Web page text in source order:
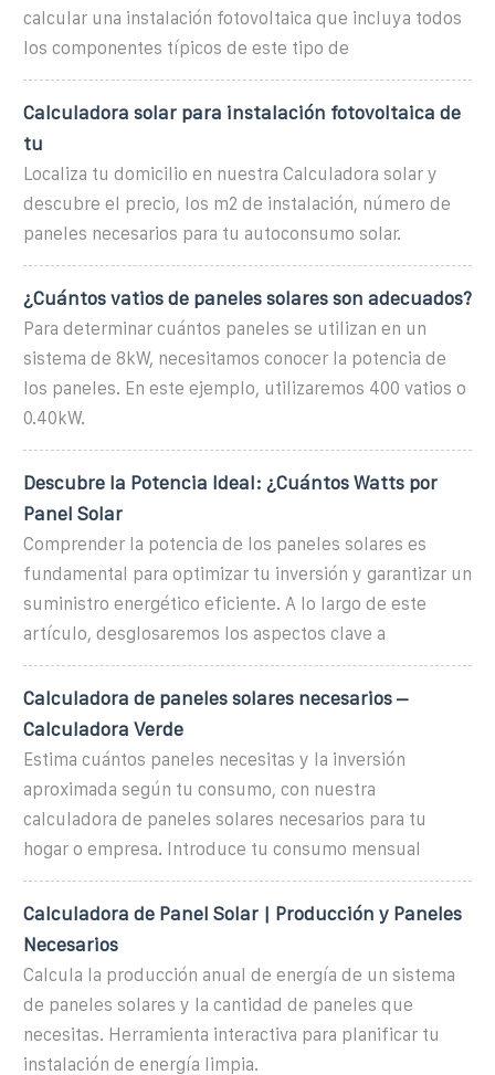
calcular una instalación fotovoltaica que incluya todos
los componentes típicos de este tipo de
Calculadora solar para instalación fotovoltaica de
tu
Localiza tu domicilio en nuestra Calculadora solar y
descubre el precio, los m2 de instalación, número de
paneles necesarios para tu autoconsumo solar.
¿Cuántos vatios de paneles solares son adecuados?
Para determinar cuántos paneles se utilizan en un
sistema de 8kW, necesitamos conocer la potencia de
los paneles. En este ejemplo, utilizaremos 400 vatios o
0.40kW.
Descubre la Potencia Ideal: ¿Cuántos Watts por
Panel Solar
Comprender la potencia de los paneles solares es
fundamental para optimizar tu inversión y garantizar un
suministro energético eficiente. A lo largo de este
artículo, desglosaremos los aspectos clave a
Calculadora de paneles solares necesarios –
Calculadora Verde
Estima cuántos paneles necesitas y la inversión
aproximada según tu consumo, con nuestra
calculadora de paneles solares necesarios para tu
hogar o empresa. Introduce tu consumo mensual
Calculadora de Panel Solar | Producción y Paneles
Necesarios
Calcula la producción anual de energía de un sistema
de paneles solares y la cantidad de paneles que
necesitas. Herramienta interactiva para planificar tu
instalación de energía limpia.